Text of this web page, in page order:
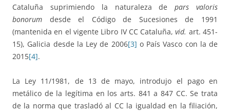
Cataluña suprimiendo la naturaleza depars valoris
bonorum desde el Código de Sucesiones de 1991
(mantenida en el vigente Libro IV CC Cataluña,vid. art. 451-
15), Galicia desde la Ley de 2006[3] o País Vasco con la de
2015[4].
La Ley 11/1981, de 13 de mayo, introdujo el pago en
metálico de la legítima en los arts. 841 a 847 CC. Se trata
de la norma que trasladó al CC la igualdad en la filiación,